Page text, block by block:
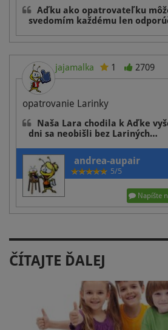
Aďku ako opatrovateľku
svedomím každému len
jajamalka 1 2709
opatrovanie Larinky
Naša Lara chodila k Aďke
dni sa neobišli bez Lariných…
andrea-aupair
5/5
Napíšte
ČÍTAJTE ĎALEJ